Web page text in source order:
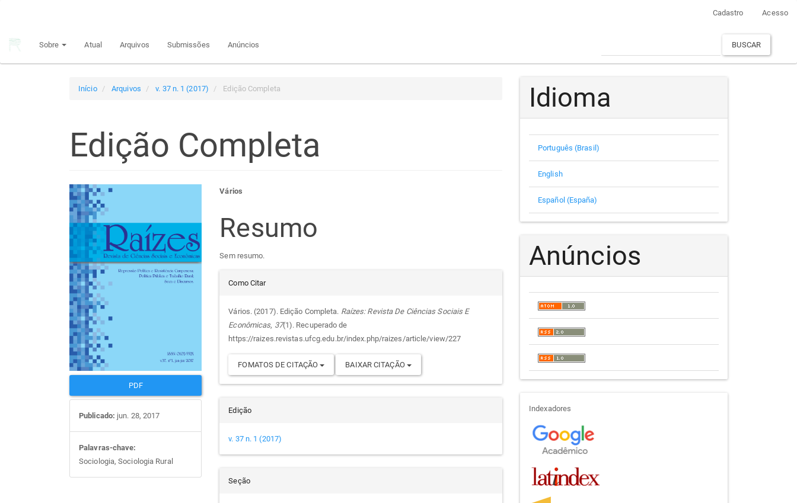
principal
Cadastro Acesso
Sobre Atual Arquivos Submissões Anúncios BUSCAR
Início Arquivos v. 37 n. 1 (2017) Edição Completa
Edição Completa
Barra
lateral
de
artigos
PDF
Publicado: jun. 28, 2017
Palavras-chave:
Sociologia, Sociologia Rural
Conteúdo
do
artigo
principal
Vários
Resumo
Sem resumo.
Detalhes
do
artigo
Como Citar
Vários. (2017). Edição Completa. Raízes: Revista De Ciências Sociais E
Econômicas, 37(1). Recuperado de
https://raizes.revistas.ufcg.edu.br/index.php/raizes/article/view/227
FOMATOS DE CITAÇÃO BAIXAR CITAÇÃO
Edição
v. 37 n. 1 (2017)
Seção
Idioma
Português (Brasil)
English
Español (España)
Anúncios
indexadores
Indexadores